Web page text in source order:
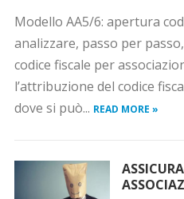
Modello AA5/6: apertura
analizzare, passo per
codice fiscale per
l’attribuzione del codice
dove si può... READ MORE »